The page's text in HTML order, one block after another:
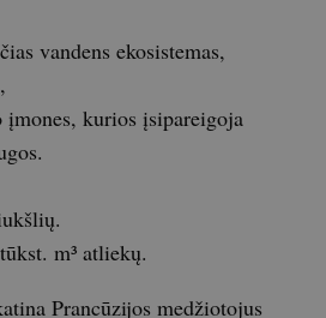
vandens ekosistemas,
kurios įsipareigoja
m³ atliekų.
Prancūzijos medžiotojus